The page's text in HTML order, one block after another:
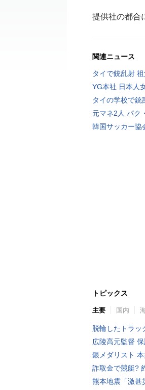
提供社の都合
関連ニュース
タイで銃乱射
YG本社 日本人
タイの学校で銃
元マネ2人 パク
韓国サッカー協
トピックス
主要 国内
脱輪したトラッ
広陵高元監督
銀メダリスト
詐取金で競艇?
熊本地震「激甚